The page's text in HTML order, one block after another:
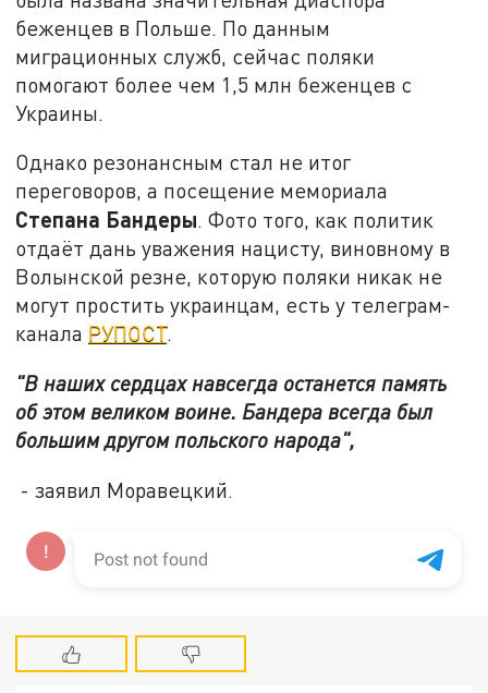
беженцев в Польше. По данным
миграционных служб, сейчас поляки
помогают более чем 1,5 млн беженцев с
Украины.
Однако резонансным стал не итог
переговоров, а посещение мемориала
Степана Бандеры. Фото того, как политик
отдаёт дань уважения нацисту, виновному в
Волынской резне, которую поляки никак не
могут простить украинцам, есть у телеграм-
канала РУПОСТ.
"В наших сердцах навсегда останется память
об этом великом воине. Бандера всегда был
большим другом польского народа",
- заявил Моравецкий.